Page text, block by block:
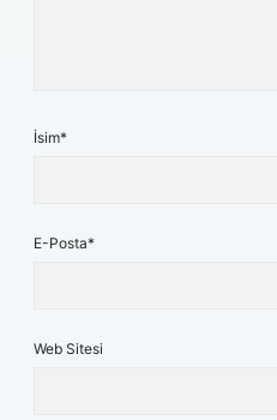
İsim*
E-Posta*
Web Sitesi